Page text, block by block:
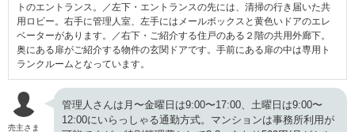
トのエントランス。／左下・エントランスの先には、清掃の行き届いた共
用ロビー。右手に管理人室、左手にはメールボックスと黄色いドアのエレ
ベーターがあります。／右下・ご紹介する住戸のある２階の共用外廊下。
奥にある扉がご紹介する物件の玄関ドアです。手前にある扉の中は専用ト
ランクルームとなっています。
売主さま
管理人さんは月〜金曜日は9:00〜17:00、土曜日は9:00〜
12:00にいらっしゃる通勤方式。マンションは事務所利用が